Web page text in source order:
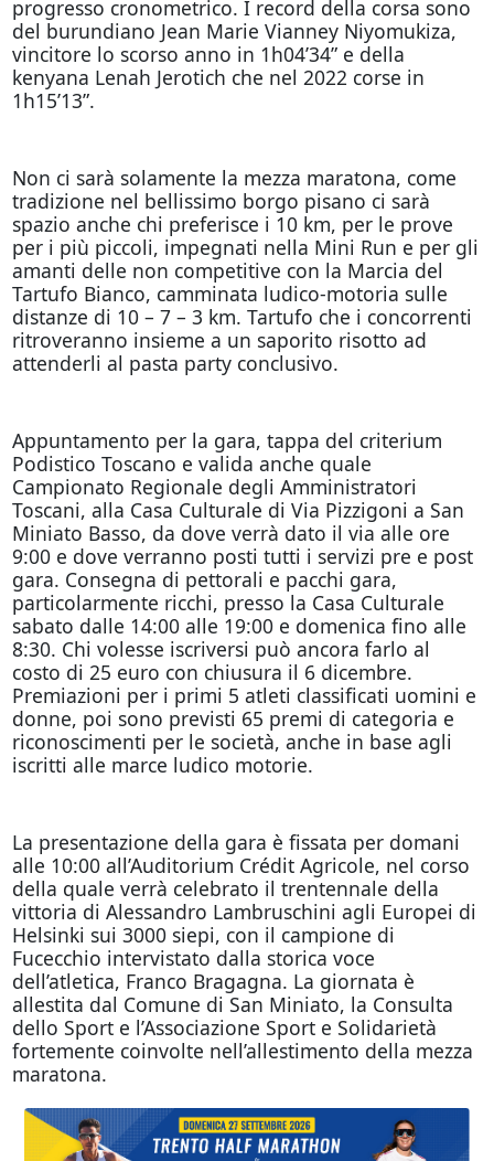
progresso cronometrico. I record della corsa sono
del burundiano Jean Marie Vianney Niyomukiza,
vincitore lo scorso anno in 1h04’34” e della
kenyana Lenah Jerotich che nel 2022 corse in
1h15’13”.
Non ci sarà solamente la mezza maratona, come
tradizione nel bellissimo borgo pisano ci sarà
spazio anche chi preferisce i 10 km, per le prove
per i più piccoli, impegnati nella Mini Run e per gli
amanti delle non competitive con la Marcia del
Tartufo Bianco, camminata ludico-motoria sulle
distanze di 10 – 7 – 3 km. Tartufo che i concorrenti
ritroveranno insieme a un saporito risotto ad
attenderli al pasta party conclusivo.
Appuntamento per la gara, tappa del criterium
Podistico Toscano e valida anche quale
Campionato Regionale degli Amministratori
Toscani, alla Casa Culturale di Via Pizzigoni a San
Miniato Basso, da dove verrà dato il via alle ore
9:00 e dove verranno posti tutti i servizi pre e post
gara. Consegna di pettorali e pacchi gara,
particolarmente ricchi, presso la Casa Culturale
sabato dalle 14:00 alle 19:00 e domenica fino alle
8:30. Chi volesse iscriversi può ancora farlo al
costo di 25 euro con chiusura il 6 dicembre.
Premiazioni per i primi 5 atleti classificati uomini e
donne, poi sono previsti 65 premi di categoria e
riconoscimenti per le società, anche in base agli
iscritti alle marce ludico motorie.
La presentazione della gara è fissata per domani
alle 10:00 all’Auditorium Crédit Agricole, nel corso
della quale verrà celebrato il trentennale della
vittoria di Alessandro Lambruschini agli Europei di
Helsinki sui 3000 siepi, con il campione di
Fucecchio intervistato dalla storica voce
dell’atletica, Franco Bragagna. La giornata è
allestita dal Comune di San Miniato, la Consulta
dello Sport e l’Associazione Sport e Solidarietà
fortemente coinvolte nell’allestimento della mezza
maratona.